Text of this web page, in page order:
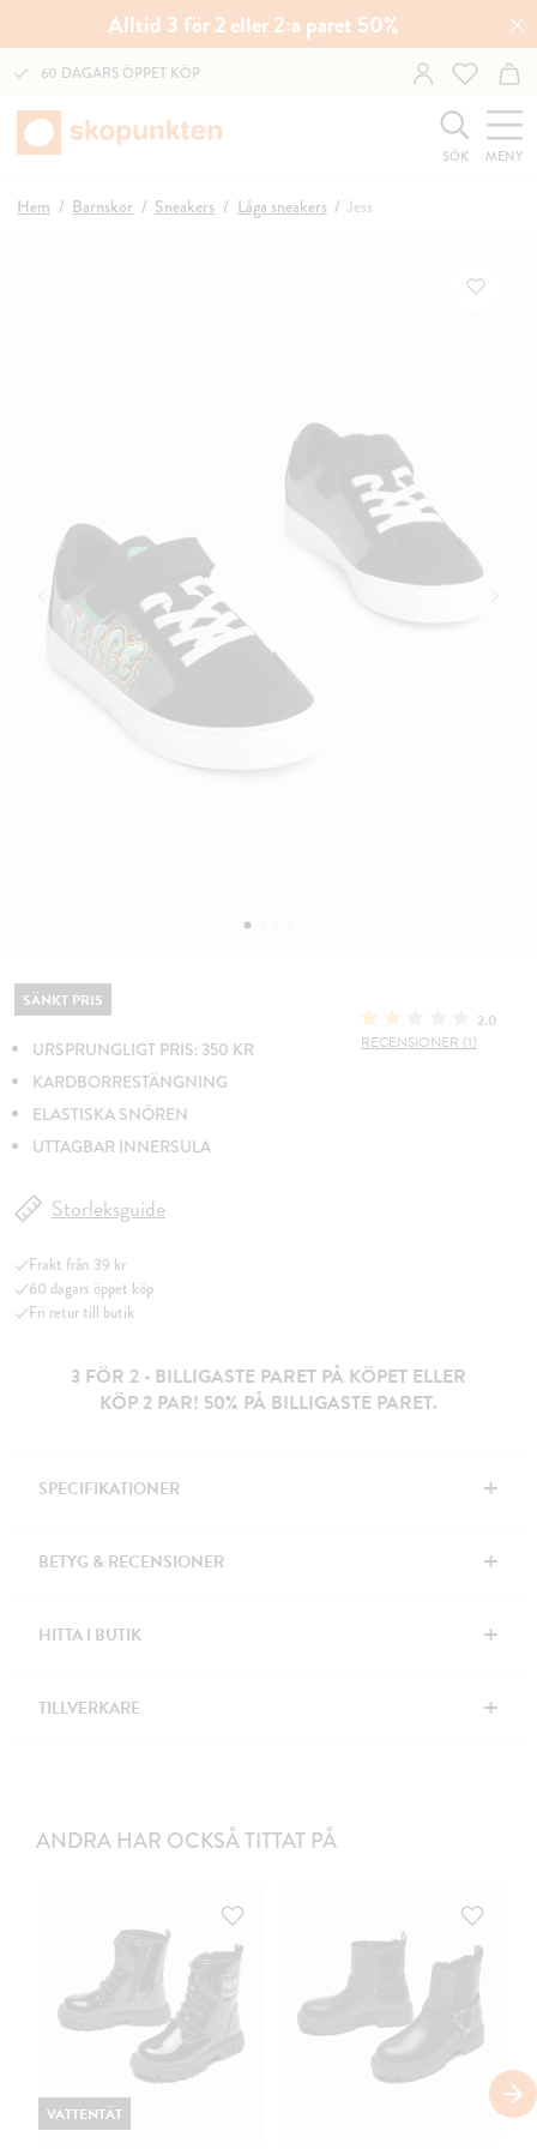
Alltid 3 för 2 eller 2:a paret 50%
60 DAGARS ÖPPET KÖP
SÖK MENY
Hem Barnskor Sneakers Låga sneakers Jess
SÄNKT PRIS
URSPRUNGLIGT PRIS: 350 KR
KARDBORRESTÄNGNING
ELASTISKA SNÖREN
UTTAGBAR INNERSULA
2.0
RECENSIONER (1)
Storleksguide
Frakt från 39 kr
60 dagars öppet köp
Fri retur till butik
3 FÖR 2 - BILLIGASTE PARET PÅ KÖPET ELLER
KÖP 2 PAR! 50% PÅ BILLIGASTE PARET.
SPECIFIKATIONER +
BETYG & RECENSIONER +
HITTA I BUTIK +
TILLVERKARE +
ANDRA HAR OCKSÅ TITTAT PÅ
VATTENTÄT